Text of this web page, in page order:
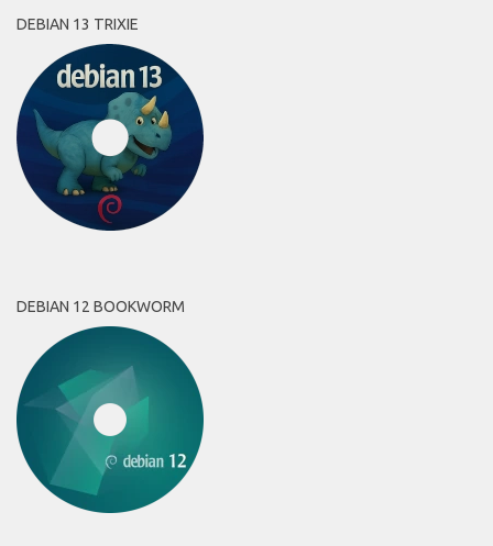
DEBIAN 13 TRIXIE
DEBIAN 12 BOOKWORM